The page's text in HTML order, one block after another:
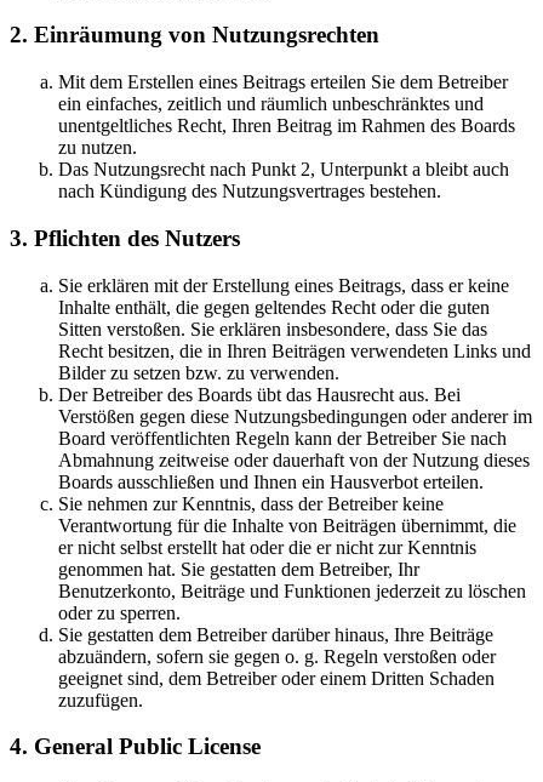
2. Einräumung von Nutzungsrechten
Mit dem Erstellen eines Beitrags erteilen Sie dem Betreiber
ein einfaches, zeitlich und räumlich unbeschränktes und
unentgeltliches Recht, Ihren Beitrag im Rahmen des Boards
zu nutzen.
Das Nutzungsrecht nach Punkt 2, Unterpunkt a bleibt auch
nach Kündigung des Nutzungsvertrages bestehen.
3. Pflichten des Nutzers
Sie erklären mit der Erstellung eines Beitrags, dass er keine
Inhalte enthält, die gegen geltendes Recht oder die guten
Sitten verstoßen. Sie erklären insbesondere, dass Sie das
Recht besitzen, die in Ihren Beiträgen verwendeten Links und
Bilder zu setzen bzw. zu verwenden.
Der Betreiber des Boards übt das Hausrecht aus. Bei
Verstößen gegen diese Nutzungsbedingungen oder anderer im
Board veröffentlichten Regeln kann der Betreiber Sie nach
Abmahnung zeitweise oder dauerhaft von der Nutzung dieses
Boards ausschließen und Ihnen ein Hausverbot erteilen.
Sie nehmen zur Kenntnis, dass der Betreiber keine
Verantwortung für die Inhalte von Beiträgen übernimmt, die
er nicht selbst erstellt hat oder die er nicht zur Kenntnis
genommen hat. Sie gestatten dem Betreiber, Ihr
Benutzerkonto, Beiträge und Funktionen jederzeit zu löschen
oder zu sperren.
Sie gestatten dem Betreiber darüber hinaus, Ihre Beiträge
abzuändern, sofern sie gegen o. g. Regeln verstoßen oder
geeignet sind, dem Betreiber oder einem Dritten Schaden
zuzufügen.
4. General Public License